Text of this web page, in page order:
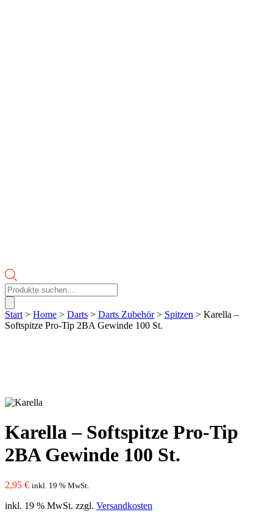
Products
search
Start > Home > Darts > Darts Zubehör> Spitzen > Karella –
Softspitze Pro-Tip 2BA Gewinde 100 St.
Karella – Softspitze Pro-Tip
2BA Gewinde 100 St.
2,95 € inkl. 19 % MwSt.
inkl. 19 % MwSt. zzgl. Versandkosten